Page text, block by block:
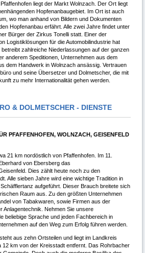
liegt der Markt Wolnzach. Der Ort liegt
Hopfenanbaugebiet. Im Ort ist auch
wo man anhand von Bildern und Dokumenten
Hopfenanbau erfährt. Alle zwei Jahre findet unter
Bürger der Zirkus Tonelli statt. Einer der
Logistiklösungen für die Automobilindustrie hat
zahlreiche Niederlassungen auf der ganzen
anderem Speditionen, Unternehmen aus dem
dem Handwerk in Wolnzach ansässig. Vertrauen
und seine Übersetzer und Dolmetscher, die mit
zu mehr Internationalität gehen werden.
& DOLMETSCHER - DIENSTE
PFAFFENHOFEN, WOLNZACH, GEISENFELD
21 km nordöstlich von Pfaffenhofen. Im 11.
von Ebersberg das
Dies zählt heute noch zu den
Alle sieben Jahre wird eine wichtige Tradition in
aufgeführt. Dieser Brauch breitete sich
Raum aus. Zu den größten Unternehmen
von Tabakwaren, sowie Firmen aus der
Anlagentechnik. Nehmen Sie unsere
beliebige Sprache und jeden Fachbereich in
auf den Weg zum Erfolg führen werden.
aus zehn Ortsteilen und liegt im Landkreis
12 km von der Kreisstadt entfernt. Das Rohrbacher